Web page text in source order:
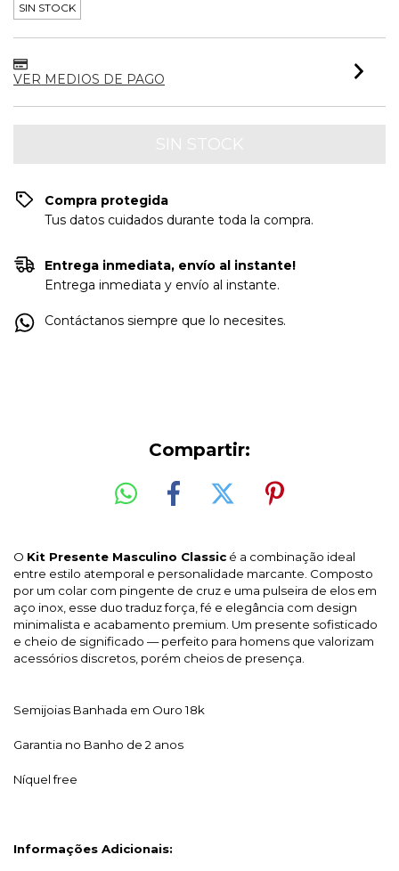
SIN STOCK
VER MEDIOS DE PAGO
Compra protegida
Tus datos cuidados durante toda la compra.
Entrega inmediata, envío al instante!
Entrega inmediata y envío al instante.
Contáctanos siempre que lo necesites.
Compartir:
O Kit Presente Masculino Classic é a combinação ideal
entre estilo atemporal e personalidade marcante. Composto
por um colar com pingente de cruz e uma pulseira de elos em
aço inox, esse duo traduz força, fé e elegância com design
minimalista e acabamento premium. Um presente sofisticado
e cheio de significado — perfeito para homens que valorizam
acessórios discretos, porém cheios de presença.
Semijoias Banhada em Ouro 18k
Garantia no Banho de 2 anos
Níquel free
Informações Adicionais: